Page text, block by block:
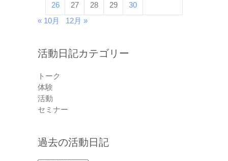
26 27 28 29
30
« 10月
12月 »
活動日記カテゴリー
トーク
体験
活動
セミナー
過去の活動日記